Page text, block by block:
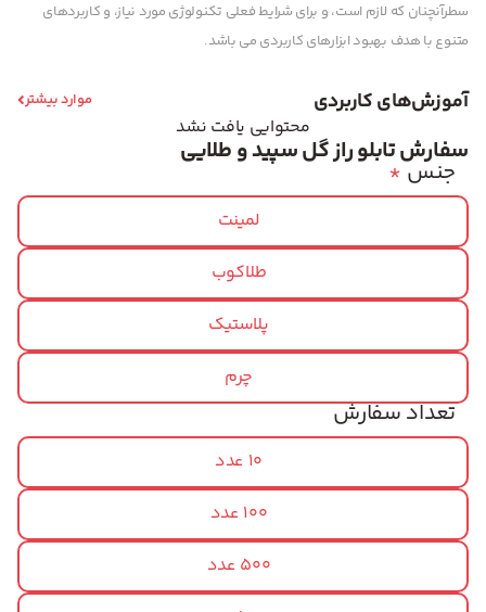
سطرآنچنان که لازم است، و برای شرایط فعلی تکنولوژی مورد نیاز، و کاربردهای
متنوع با هدف بهبود ابزارهای کاربردی می باشد.
آموزش‌های کاربردی موارد بیشتر
محتوایی یافت نشد
سفارش تابلو راز گل سپید و طلایی
* جنس
لمینت
طلاکوب
پلاستیک
چرم
تعداد سفارش
10 عدد
100 عدد
500 عدد